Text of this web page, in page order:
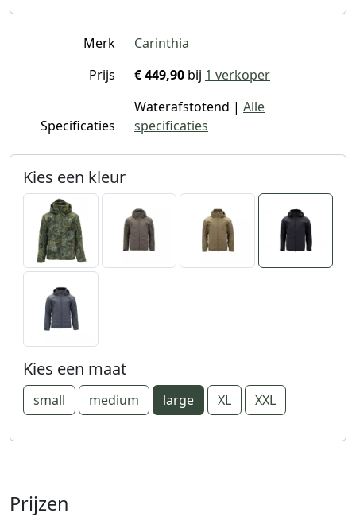
Merk
Carinthia
Prijs
€ 449,90 bij 1 verkoper
Specificaties
Waterafstotend | Alle
specificaties
Kies een kleur
Kies een maat
small medium large XL XXL
Prijzen